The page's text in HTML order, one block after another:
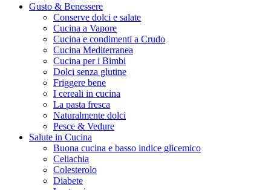
Gusto & Benessere
Conserve dolci e salate
Cucina a Vapore
Cucina e condimenti a Crudo
Cucina Mediterranea
Cucina per i Bimbi
Dolci senza glutine
Friggere bene
I cereali in cucina
La pasta fresca
Naturalmente dolci
Pesce & Vedure
Salute in Cucina
Buona cucina e basso indice glicemico
Celiachia
Colesterolo
Diabete